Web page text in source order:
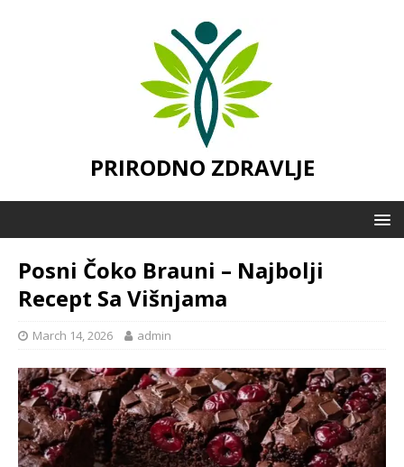
PRIRODNO ZDRAVLJE
Posni Čoko Brauni – Najbolji
Recept Sa Višnjama
March 14, 2026 admin